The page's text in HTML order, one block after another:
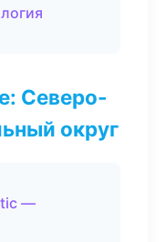
Северо-
округ
—